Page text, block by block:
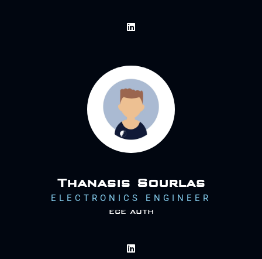
Thanasis Sourlas
ELECTRONICS ENGINEER
ece auth